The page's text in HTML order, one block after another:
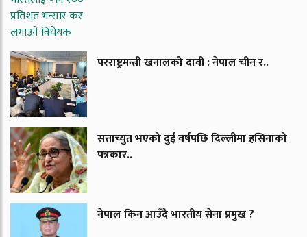
परराष्ट्रमन्त्री खनालको दावी : नेपाल चीन र..
सत्ताच्युत भएको दुई वर्षपछि दिल्लीमा हसिनाको
पत्रकार..
नेपाल किन आउँदै भारतीय सेना प्रमुख ?